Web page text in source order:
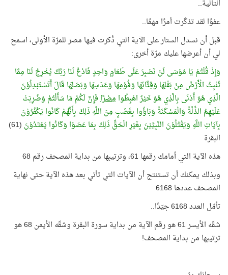
التالية..
عفوًا لقد تذكّرت أمرًا مهمًا..
قبل أن نسدل الستار على الآية التي ذُكرت فيها مصر للمرّة الأولى، اسمح
لي أن أعرضها عليك مرّة أخرى:
وَإِذْ قُلْتُمْ يَا مُوْسَى لَنْ نَصْبِرَ عَلَى طَعَامٍ وَاحِدٍ فَادْعُ لَنَا رَبَّكَ يُخْرِجْ لَنَا مِمَّا
تُنْبِتُ الْأَرْضُ مِنْ بَقْلِهَا وَقِثَّائِهَا وَفُوْمِهَا وَعَدَسِهَا وَبَصَلِهَا قَالَ أَتَسْتَبْدِلُوْنَ
الَّذِي هُوَ أَدْنَى بِالَّذِي هُوَ خَيْرٌ اهْبِطُوامِصْرًافَإِنَّ لَكُمْ مَا سَأَلْتُمْ وَضُرِبَتْ
عَلَيْهِمُ الذِّلَّةُ وَالْمَسْكَنَةُ وَبَاؤُوا بِغَضَبٍ مِنَ اللَّهِ ذَلِكَ بِأَنَّهُمْ كَانُوا يَكْفُرُوْنَ
بِآيَاتِ اللَّهِ وَيَقْتُلُوْنَ النَّبِيِّيْنَ بِغَيْرِ الْحَقِّ ذَلِكَ بِمَا عَصَوْا وَكَانُوا يَعْتَدُوْنَ
(61)
البقرة
هذه الآية التي أمامك رقمها 61، وترتيبها من بداية المصحف رقم 68
وبذلك يمكنك أن تستنتج أن الآيات التي تأتي بعد هذه الآية حتى نهاية
المصحف عددها 6168
تأمّل العدد 6168 جيّدًا..
شقّه الأيسر 61 هو رقم الآية من بداية سورة البقرة وشقّه الأيمن 68 هو
ترتيبها من بداية المصحف!